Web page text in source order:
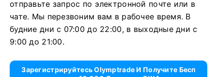
отправьте запрос по электронной почте или в
чате. Мы перезвоним вам в рабочее время. В
будние дни с 07:00 до 22:00, в выходные дни с
9:00 до 21:00.
Зарегистрируйтесь Olymptrade И Получите Бесп